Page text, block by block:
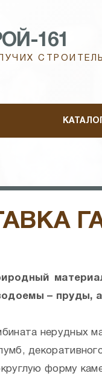
161
КАТАЛОГ
– пруды,
нерудных
форму